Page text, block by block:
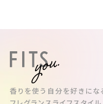
香りを使う自分を好きにな